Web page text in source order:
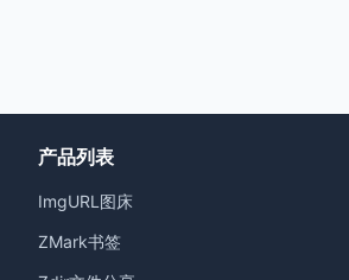
产品列表
ImgURL图床
ZMark书签